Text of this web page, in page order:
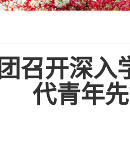
召开深入
代青年